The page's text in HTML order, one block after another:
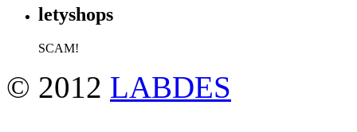
letyshops
SCAM!
© 2012 LABDES